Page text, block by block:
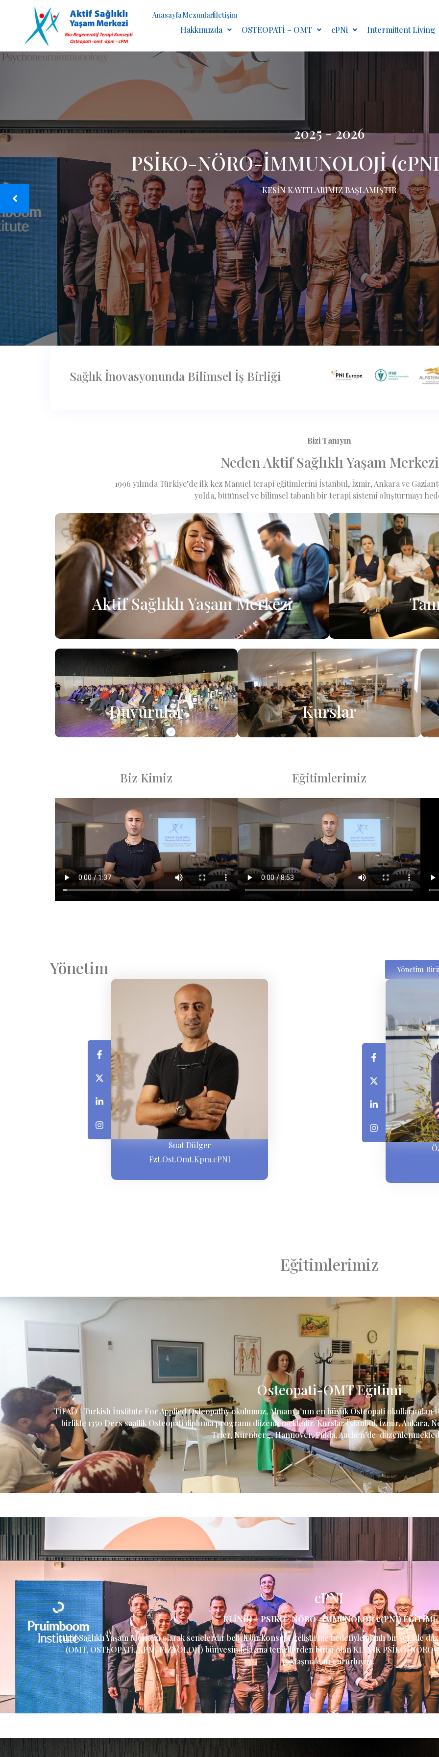
AnasayfaMezunlarİletişim
Hakkımızda OSTEOPATİ – OMT cPNi Intermittent Living
BİO REGENARATİF TERAPİ
OSTEOPATİ OMT
ANKARA İZMİR İSTANBUL
KESİN KAYITLARIMIZ BAŞLAMIŞTIR
Sağlık İnovasyonunda Bilimsel İş Birliği
Bizi Tanıyın
Neden Aktif Sağlıklı Yaşam Merkezi
1996 yılında Türkiye’de ilk kez Manuel terapi eğitimlerini İstanbul, İzmir, Ankara ve
yolda, bütünsel ve bilimsel tabanlı bir terapi sistemi oluşturmayı
Aktif Sağlıklı Yaşam Merkezi
Duyurular Kurslar
Biz Kimiz Eğitimlerimiz
Yönetim Yönetim
Suat Dülger
Fzt.Ost.Omt.Kpm.cPNI
Eğitimlerimiz
Osteopati-OMT Eğitimi
TİFAO –Turkish İnstitute For Applied Osteopathy okulumuz, Almanya’nın en büyük Osteopati
birlikte 1350 Ders saatlik Osteopati diploma programı düzenlemektedir. Kurslar İstanbul, İzmir, Ankara,
Trier, Nürnberg, Hannover, Fulda, Aachen’de
cPNI
KLİNİK – PSIKO- NÖRO- IMMUNOLOJİ c(PNI) EĞİTİMİ
Aktif Sağlıklı Yaşam Merkezi olarak senelerdir belirli bir konsept geliştirme hedefiyle planlı bir şekilde
(OMT, OSTEOPATİ, KPM, FİZYOLOJİ) bünyesindeki ana temellerden birisi olan KLINIK PSİKO-
paylaşmaktan gururluyuz.